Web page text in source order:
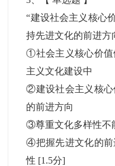
“建设社会主义核心
持先进文化的前进方
①社会主义核心价值
主义文化建设中
②建设社会主义核心
的前进方向
③尊重文化多样性不
④把握先进文化的前
性 [1.5分]